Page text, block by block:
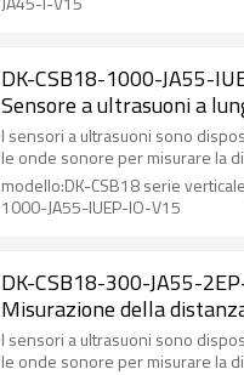
DK-CSB18-1000-JA55-
Sensore a ultrasuoni a
DADISICK
I sensori a ultrasuoni sono
le onde sonore per misurare la
modello:DK-CSB18 serie
1000-JA55-IUEP-IO-V15
DK-CSB18-300-JA55-
Misurazione della
ultrasonico | DADISICK
I sensori a ultrasuoni sono
le onde sonore per misurare la